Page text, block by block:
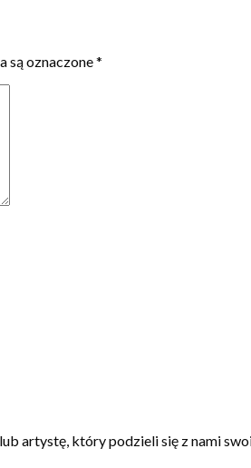
są oznaczone*
artystę, który podzieli się z nami